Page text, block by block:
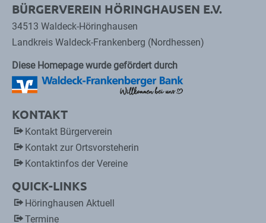
BÜRGERVEREIN HÖRINGHAUSEN E.V.
34513 Waldeck-Höringhausen
Landkreis Waldeck-Frankenberg (Nordhessen)
Diese Homepage wurde gefördert durch
KONTAKT
Kontakt Bürgerverein
Kontakt zur Ortsvorsteherin
Kontaktinfos der Vereine
QUICK-LINKS
Höringhausen Aktuell
Termine